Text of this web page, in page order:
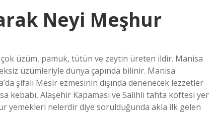
Neyi Meşhur
çok üzüm, pamuk, tütün ve zeytin üreten ildir. Manisa
üzümleriyle dünya çapında bilinir. Manisa
şifalı Mesir ezmesinin dışında denenecek lezzetler
kebabı, Alaşehir Kapaması ve Salihli tahta köftesi yer
yemekleri nelerdir diye sorulduğunda akla ilk gelen